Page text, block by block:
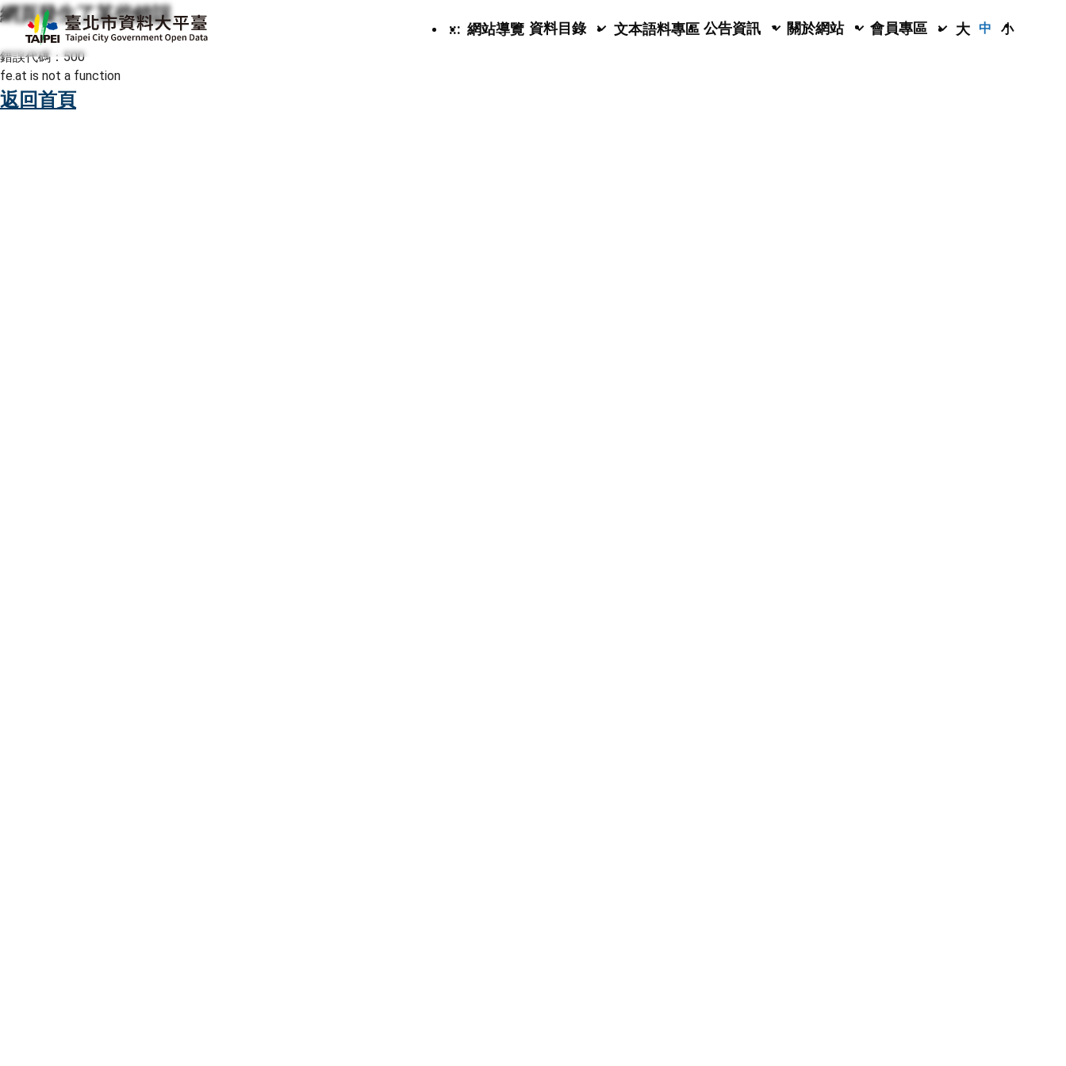
跳至主要內容
臺北市資料大平臺
::: 網站導覽 資料目錄 文本語料專區 公告資訊 關於網站 會員專區 大 中 小
網頁發生了某些錯誤
錯誤代碼：500
fe.at is not a function
返回首頁